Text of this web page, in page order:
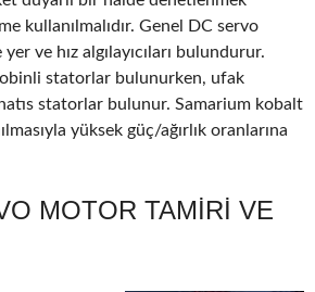
kullanılmalıdır. Genel DC servo
ve hız algılayıcıları bulundurur.
statorlar bulunurken, ufak
statorlar bulunur. Samarium kobalt
yüksek güç/ağırlık oranlarına
MOTOR TAMIRI VE